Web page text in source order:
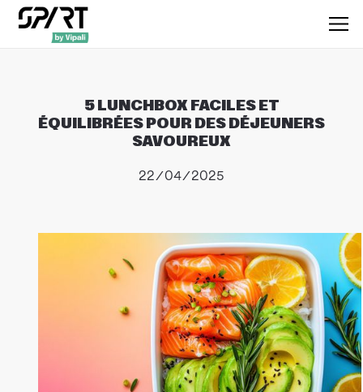
5 LUNCHBOX FACILES ET
ÉQUILIBRÉES POUR DES DÉJEUNERS
SAVOUREUX
22/04/2025